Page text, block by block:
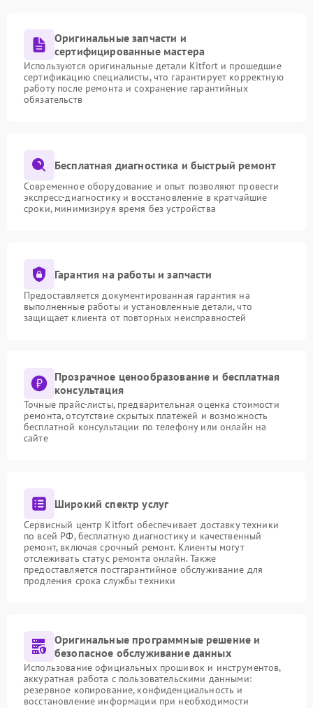
Оригинальные запчасти и
сертифицированные мастера
Используются оригинальные детали Kitfort и прошедшие
сертификацию специалисты, что гарантирует корректную
работу после ремонта и сохранение гарантийных
обязательств
Бесплатная диагностика и быстрый ремонт
Современное оборудование и опыт позволяют провести
экспресс-диагностику и восстановление в кратчайшие
сроки, минимизируя время без устройства
Гарантия на работы и запчасти
Предоставляется документированная гарантия на
выполненные работы и установленные детали, что
защищает клиента от повторных неисправностей
Прозрачное ценообразование и бесплатная
консультация
Точные прайс-листы, предварительная оценка стоимости
ремонта, отсутствие скрытых платежей и возможность
бесплатной консультации по телефону или онлайн на
сайте
Широкий спектр услуг
Сервисный центр Kitfort обеспечивает доставку техники
по всей РФ, бесплатную диагностику и качественный
ремонт, включая срочный ремонт. Клиенты могут
отслеживать статус ремонта онлайн. Также
предоставляется постгарантийное обслуживание для
продления срока службы техники
Оригинальные программные решение и
безопасное обслуживание данных
Использование официальных прошивок и инструментов,
аккуратная работа с пользовательскими данными:
резервное копирование, конфиденциальность и
восстановление информации при необходимости